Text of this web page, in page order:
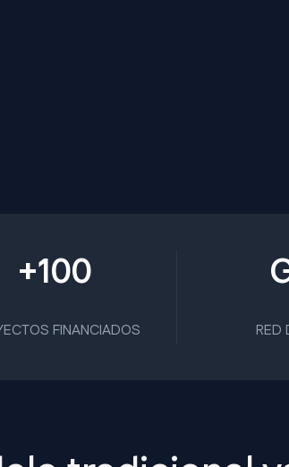
+100
FINANCIADOS RED